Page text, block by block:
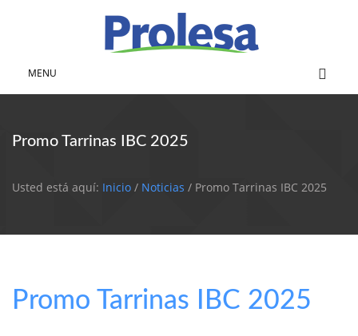
MENU
Promo Tarrinas IBC 2025
Usted está aquí: Inicio / Noticias / Promo Tarrinas IBC 2025
Promo Tarrinas IBC 2025